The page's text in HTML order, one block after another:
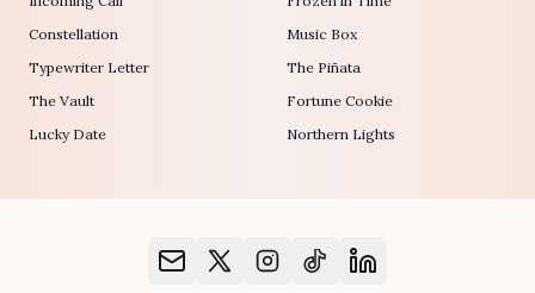
Constellation
Typewriter Letter
The Vault
Lucky Date
Music Box
The Piñata
Fortune Cookie
Northern Lights